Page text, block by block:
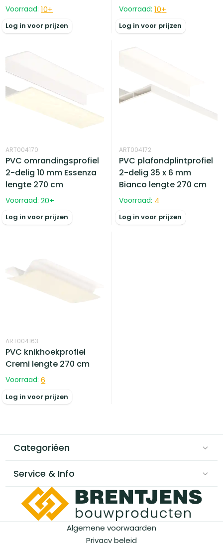
Voorraad: 10+
Log in voor prijzen
Voorraad: 10+
Log in voor prijzen
ART004170
PVC omrandingsprofiel
2-delig 10 mm Essenza
lengte 270 cm
Voorraad: 20+
Log in voor prijzen
ART004172
PVC plafondplintprofiel
2-delig 35 x 6 mm
Bianco lengte 270 cm
Voorraad: 4
Log in voor prijzen
ART004163
PVC knikhoekprofiel
Cremi lengte 270 cm
Voorraad: 6
Log in voor prijzen
Categoriëen
Service & Info
Algemene voorwaarden
Privacy beleid